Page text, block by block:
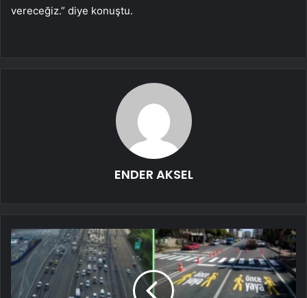
vereceğiz.” diye konuştu.
ENDER AKSEL